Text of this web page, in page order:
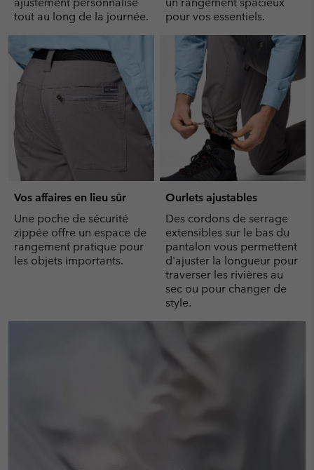
ajustement personnalisé
tout au long de la journée.
un rangement spacieux
pour vos essentiels.
Vos affaires en lieu sûr
Une poche de sécurité
zippée offre un espace de
rangement pratique pour
les objets importants.
Ourlets ajustables
Des cordons de serrage
extensibles sur le bas du
pantalon vous permettent
d'ajuster la longueur pour
traverser les rivières au
sec ou pour changer de
style.